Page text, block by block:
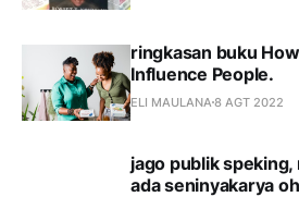
ringkasan buku
Influence People.
ELI MAULANA 8 AGT 2022
jago publik
ada seninyakarya